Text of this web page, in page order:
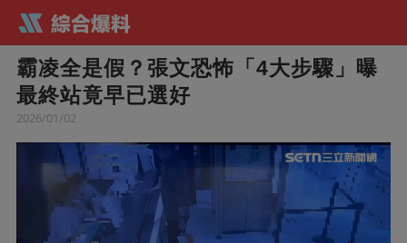
霸凌全是假？張文恐怖「4大步驟」曝
最終站竟早已選好
2026/01/02